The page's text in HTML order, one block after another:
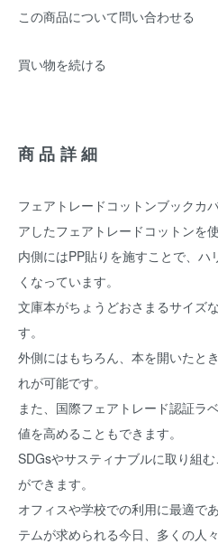
この商品について問い合わせる
買い物を続ける
商品詳細
フェアトレードコットンブックカ
アしたフェアトレードコットンを
内側にはPP貼りを施すことで、ハ
くなっています。
文庫本がちょうどおさまるサイズ
す。
外側にはもちろん、本を開いたと
れが可能です。
また、国際フェアトレード認証ラ
値を高めることもできます。
SDGsやサスティナブルに取り組
ができます。
オフィスや学校での利用に最適で
テムが求められる今日、多くの人